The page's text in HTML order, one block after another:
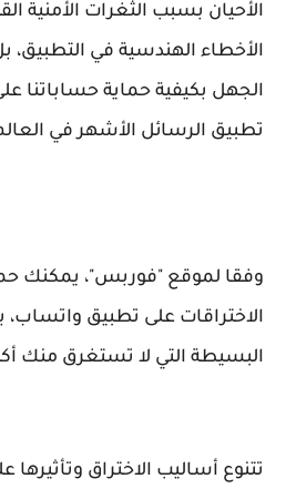
الأحيان بسبب الثغرات الأمنية
الأخطاء الهندسية في
الجهل بكيفية حماية حساباتنا
تطبيق الرسائل الأشهر في
وفقا لموقع "فوربس"، يمكنك
الاختراقات على تطبيق
البسيطة التي لا تستغرق منك
تتنوع أساليب الاختراق